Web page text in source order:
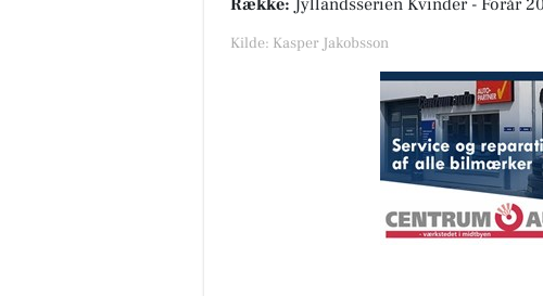
Række: Jyllandsserien Kvinder - Forår
Kilde: Kasper Jakobsson